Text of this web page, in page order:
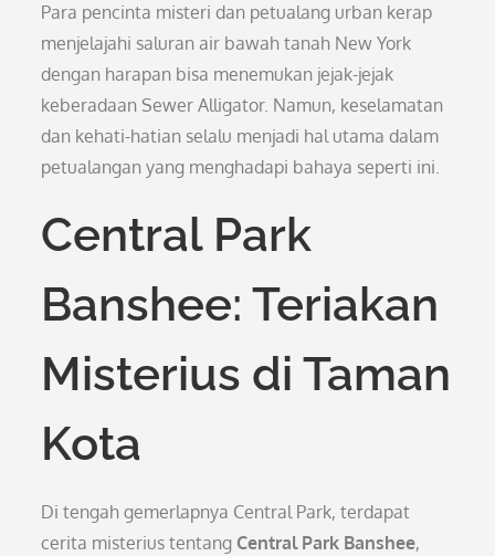
Para pencinta misteri dan petualang urban kerap
menjelajahi saluran air bawah tanah New York
dengan harapan bisa menemukan jejak-jejak
keberadaan Sewer Alligator. Namun, keselamatan
dan kehati-hatian selalu menjadi hal utama dalam
petualangan yang menghadapi bahaya seperti ini.
Central Park
Banshee: Teriakan
Misterius di Taman
Kota
Di tengah gemerlapnya Central Park, terdapat
cerita misterius tentang Central Park Banshee,